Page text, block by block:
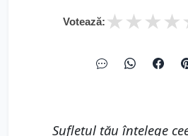
Votează: ★
★
★
★
Sufletul tău înţelege